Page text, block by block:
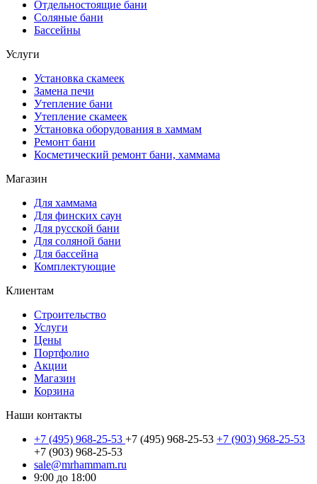
Отдельностоящие бани
Соляные бани
Бассейны
Услуги
Установка скамеек
Замена печи
Утепление бани
Утепление скамеек
Установка оборудования в хаммам
Ремонт бани
Косметический ремонт бани, хаммама
Магазин
Для хаммама
Для финских саун
Для русской бани
Для соляной бани
Для бассейна
Комплектующие
Клиентам
Строительство
Услуги
Цены
Портфолио
Акции
Магазин
Корзина
Наши контакты
+7 (495) 968-25-53 +7 (495) 968-25-53 +7 (903) 968-25-53
+7 (903) 968-25-53
sale@mrhammam.ru
9:00 до 18:00